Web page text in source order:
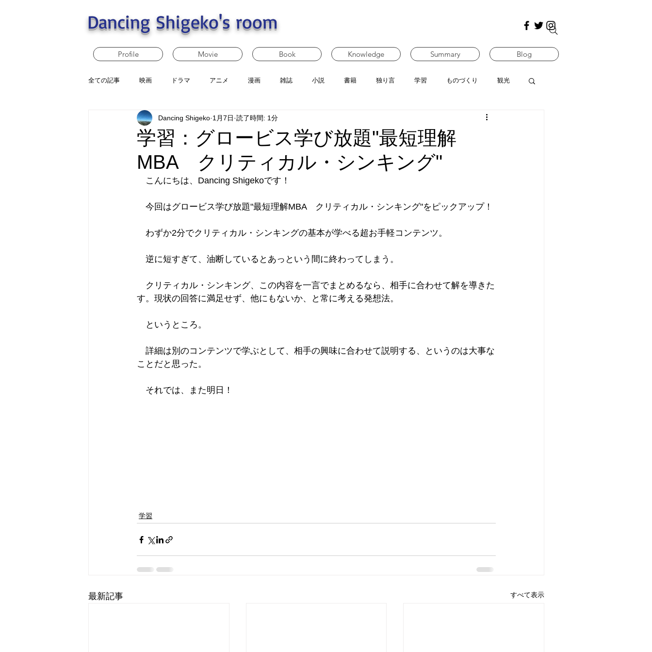
Dancing Shigeko's room
Profile Movie Book Knowledge Summary Blog
全ての記事 映画 ドラマ アニメ 漫画 雑誌 小説 書籍 独り言 学習 ものづくり 観光
学習：グロービス学び放題"最短理解
MBA クリティカル・シンキング"
Dancing Shigeko 1月7日 読了時間: 1分
こんにちは、Dancing Shigekoです！
今回はグロービス学び放題"最短理解MBA　クリティカル・シンキング"をピックアップ！
わずか2分でクリティカル・シンキングの基本が学べる超お手軽コンテンツ。
逆に短すぎて、油断しているとあっという間に終わってしまう。
クリティカル・シンキング、この内容を一言でまとめるなら、相手に合わせて解を導きた
す。現状の回答に満足せず、他にもないか、と常に考える発想法。
というところ。
詳細は別のコンテンツで学ぶとして、相手の興味に合わせて説明する、というのは大事な
ことだと思った。
それでは、また明日！
学習
最新記事 すべて表示